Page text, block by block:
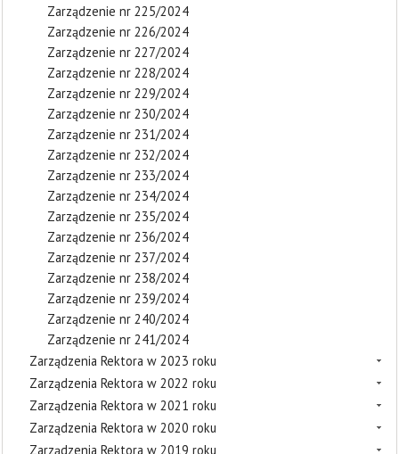
Zarządzenie nr 225/2024
Zarządzenie nr 226/2024
Zarządzenie nr 227/2024
Zarządzenie nr 228/2024
Zarządzenie nr 229/2024
Zarządzenie nr 230/2024
Zarządzenie nr 231/2024
Zarządzenie nr 232/2024
Zarządzenie nr 233/2024
Zarządzenie nr 234/2024
Zarządzenie nr 235/2024
Zarządzenie nr 236/2024
Zarządzenie nr 237/2024
Zarządzenie nr 238/2024
Zarządzenie nr 239/2024
Zarządzenie nr 240/2024
Zarządzenie nr 241/2024
Zarządzenia Rektora w 2023 roku
Zarządzenia Rektora w 2022 roku
Zarządzenia Rektora w 2021 roku
Zarządzenia Rektora w 2020 roku
Zarządzenia Rektora w 2019 roku